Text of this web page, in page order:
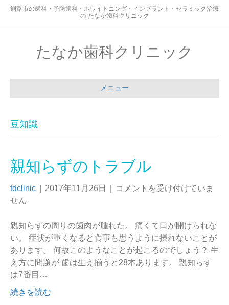
釧路市の歯科・予防歯科・ホワイトニング・インプラント・セラミック治療
の たなか歯科クリニック
たなか歯科クリニック
メニュー
豆知識
親知らずのトラブル
tdclinic 2017年11月26日
コメントを受け付けていま
せん
親知らずの周りの歯肉が腫れた。 痛くて口が開けられな
い。 症状が重くなると食事も思うように摂れないことが
あります。 何故このようなことが起こるのでしょう？ 生
え方に問題が 歯は生え揃うと28本あります。 親知らず
は7番目…
続きを読む